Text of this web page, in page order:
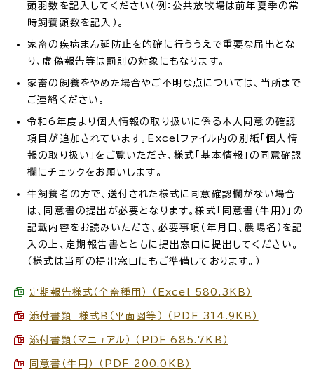
頭羽数を記入してください（例：公共放牧場は前年夏季の常
時飼養頭数を記入）。
家畜の疾病まん延防止を的確に行ううえで重要な届出とな
り、虚偽報告等は罰則の対象にもなります。
家畜の飼養をやめた場合やご不明な点については、当所まで
ご連絡ください。
令和6年度より個人情報の取り扱いに係る本人同意の確認
項目が追加されています。Excelファイル内の別紙「個人情
報の取り扱い」をご覧いただき、様式「基本情報」の同意確認
欄にチェックをお願いします。
牛飼養者の方で、送付された様式に同意確認欄がない場合
は、同意書の提出が必要となります。様式「同意書（牛用）」の
記載内容をお読みいただき、必要事項（年月日、農場名）を記
入の上、定期報告書とともに提出窓口に提出してください。
（様式は当所の提出窓口にもご準備しております。）
定期報告様式（全畜種用） （Excel 580.3KB）
添付書類 様式B（平面図等） （PDF 314.9KB）
添付書類（マニュアル） （PDF 685.7KB）
同意書（牛用） （PDF 200.0KB）